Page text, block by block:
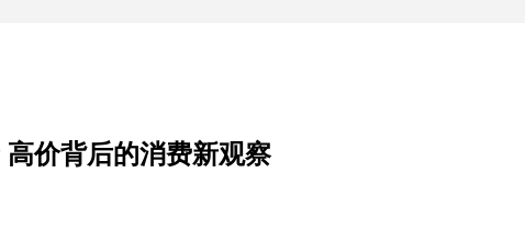
价背后的消费新观察